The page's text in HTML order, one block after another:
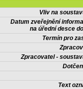
Vliv na
Datum zveřejnění
na úřední desce
Termín pro
Zpracovatel -
Text